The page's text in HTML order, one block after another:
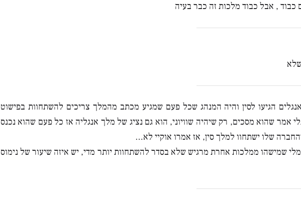
, אבל כבוד מלכות זה כבר בעיה
הגיעו לסין והיה המנהג שכל פעם שמגיע מכתב מהמלך צריכים להשתחוות בפישוט
אמר שהוא מסכים, רק שיהיה שוויוני, הוא גם נציג של מלך אנגליה אז כל פעם שהוא נכנס
שלו ישתחוו למלך סין, אז אמרו אוקיי לא…
שמישהו ממלכות אחרת מרגיש שלא בסדר להשתחוות יותר מדי, יש איזה שיעור של נימוס